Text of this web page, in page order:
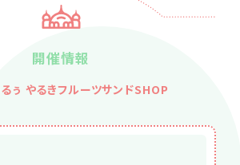
開催情報
ぅ やるきフルーツサンドSHOP